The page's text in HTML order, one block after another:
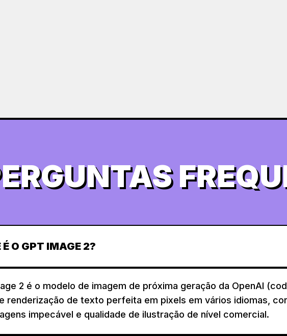
É O GPT IMAGE 2?
2 é o modelo de imagem de próxima geração da OpenAI
renderização de texto perfeita em pixels em vários idiomas,
impecável e qualidade de ilustração de nível comercial.